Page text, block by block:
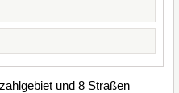
und 8 Straßen